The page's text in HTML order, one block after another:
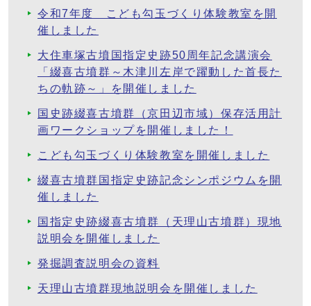
令和7年度 こども勾玉づくり体験教室を開
催しました
大住車塚古墳国指定史跡50周年記念講演会
「綴喜古墳群～木津川左岸で躍動した首長た
ちの軌跡～」を開催しました
国史跡綴喜古墳群（京田辺市域）保存活用計
画ワークショップを開催しました！
こども勾玉づくり体験教室を開催しました
綴喜古墳群国指定史跡記念シンポジウムを開
催しました
国指定史跡綴喜古墳群（天理山古墳群）現地
説明会を開催しました
発掘調査説明会の資料
天理山古墳群現地説明会を開催しました